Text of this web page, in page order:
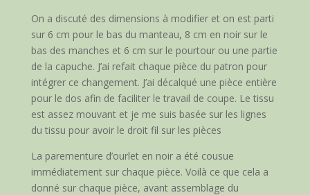
On a discuté des dimensions à modifier et on est parti
sur 6 cm pour le bas du manteau, 8 cm en noir sur le
bas des manches et 6 cm sur le pourtour ou une partie
de la capuche. J’ai refait chaque pièce du patron pour
intégrer ce changement. J’ai décalqué une pièce entière
pour le dos afin de faciliter le travail de coupe. Le tissu
est assez mouvant et je me suis basée sur les lignes
du tissu pour avoir le droit fil sur les pièces
La parementure d’ourlet en noir a été cousue
immédiatement sur chaque pièce. Voilà ce que cela a
donné sur chaque pièce, avant assemblage du